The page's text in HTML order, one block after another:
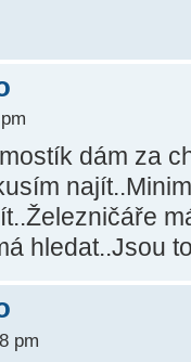
dám za
hledat..Jsou
pm